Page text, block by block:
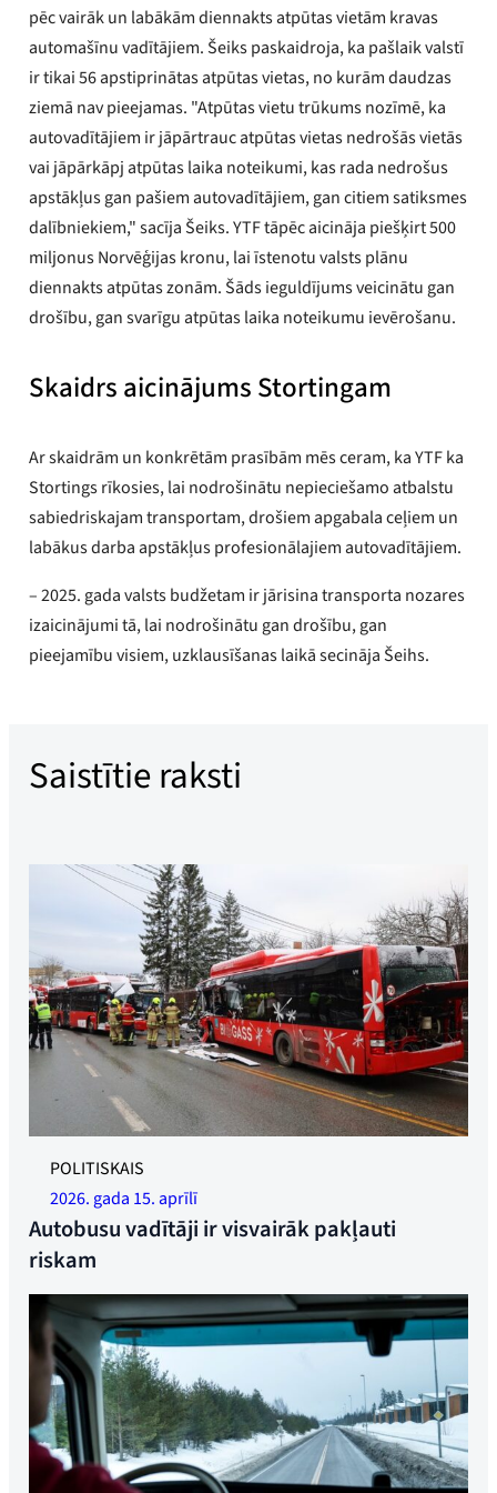
pēc vairāk un labākām diennakts atpūtas vietām kravas
automašīnu vadītājiem. Šeiks paskaidroja, ka pašlaik valstī
ir tikai 56 apstiprinātas atpūtas vietas, no kurām daudzas
ziemā nav pieejamas. "Atpūtas vietu trūkums nozīmē, ka
autovadītājiem ir jāpārtrauc atpūtas vietas nedrošās vietās
vai jāpārkāpj atpūtas laika noteikumi, kas rada nedrošus
apstākļus gan pašiem autovadītājiem, gan citiem satiksmes
dalībniekiem," sacīja Šeiks. YTF tāpēc aicināja piešķirt 500
miljonus Norvēģijas kronu, lai īstenotu valsts plānu
diennakts atpūtas zonām. Šāds ieguldījums veicinātu gan
drošību, gan svarīgu atpūtas laika noteikumu ievērošanu.
Skaidrs aicinājums Stortingam
Ar skaidrām un konkrētām prasībām mēs ceram, ka YTF ka
Stortings rīkosies, lai nodrošinātu nepieciešamo atbalstu
sabiedriskajam transportam, drošiem apgabala ceļiem un
labākus darba apstākļus profesionālajiem autovadītājiem.
– 2025. gada valsts budžetam ir jārisina transporta nozares
izaicinājumi tā, lai nodrošinātu gan drošību, gan
pieejamību visiem, uzklausīšanas laikā secināja Šeihs.
Saistītie raksti
Foto: SHK
POLITISKAIS
2026. gada 15. aprīlī
Autobusu vadītāji ir visvairāk pakļauti
riskam